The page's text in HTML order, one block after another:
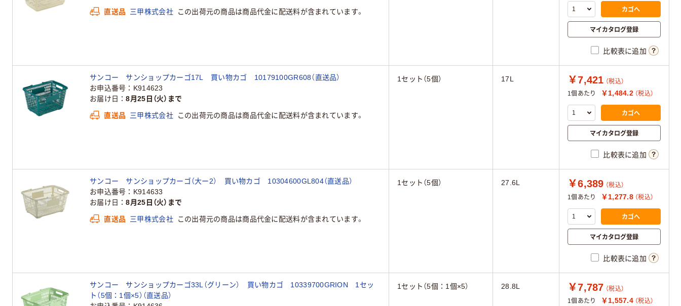
直送品 三甲株式会社 この出荷元の商品は商品代金に配送料が含まれています。 カゴへ
マイカタログ登録
比較表に追加
サンコー サンショップカーゴ17L 買い物カゴ 10179100GR608（直送品）
お申込番号
K914623
お届け日
8月25日（火）まで
直送品 三甲株式会社 この出荷元の商品は商品代金に配送料が含まれています。
1セット（5個） 17L ￥7,421 （税込）
1個あたり
￥1,484.2 （税込）
カゴへ
マイカタログ登録
比較表に追加
サンコー サンショップカーゴ（大ー2） 買い物カゴ 10304600GL804（直送品）
お申込番号
K914633
お届け日
8月25日（火）まで
直送品 三甲株式会社 この出荷元の商品は商品代金に配送料が含まれています。
1セット（5個） 27.6L ￥6,389 （税込）
1個あたり
￥1,277.8 （税込）
カゴへ
マイカタログ登録
比較表に追加
サンコー サンショップカーゴ33L（グリーン） 買い物カゴ 10339700GRION 1セッ
ト（5個：1個×5）（直送品）
1セット（5個：1個×5） 28.8L ￥7,787 （税込）
1個あたり
￥1,557.4 （税込）